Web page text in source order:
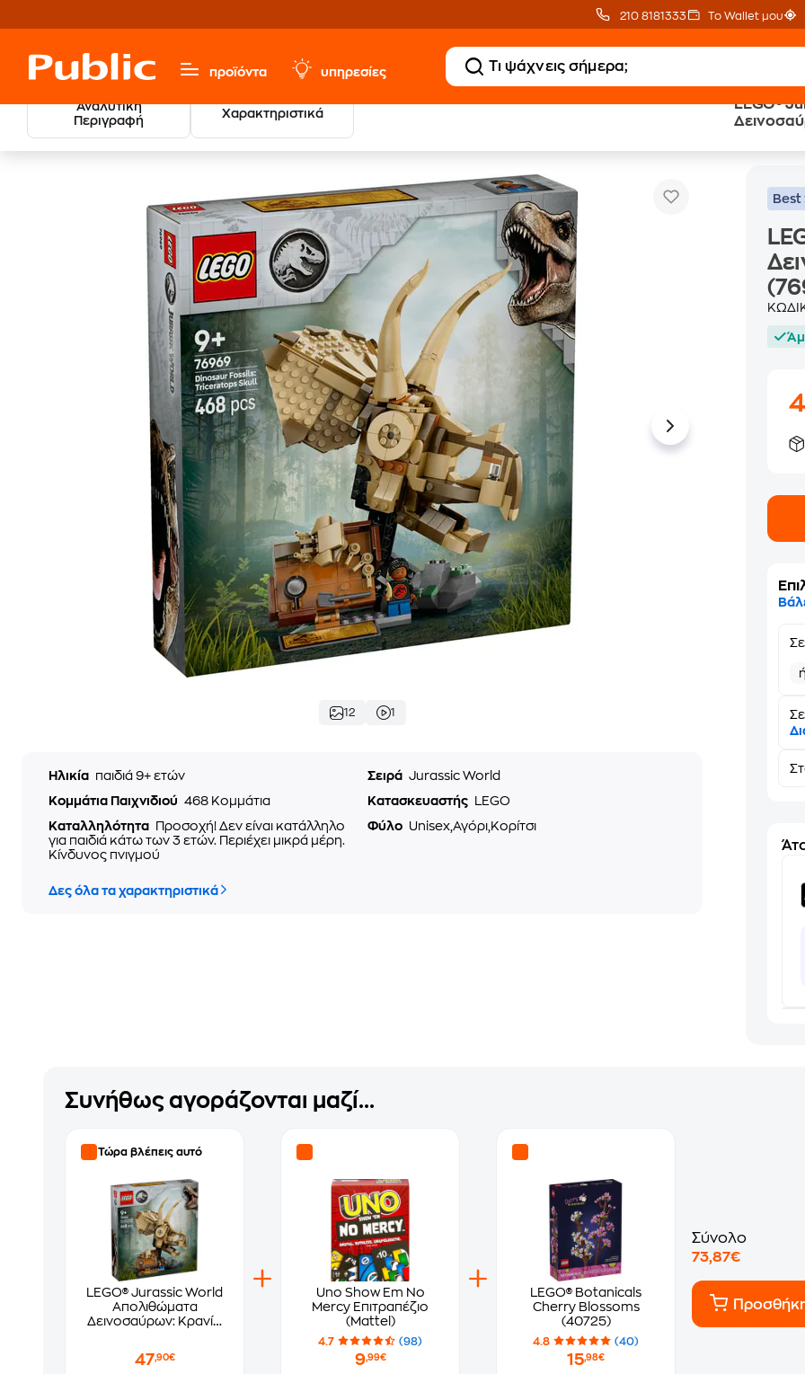
210 8181333 Το Wallet μου
προϊόντα υπηρεσίες
Αναλυτική
Περιγραφή
Χαρακτηριστικά
LEGO®
Παιχνίδια & Παιδικά LEGO® Jurassic World Απολιθώματα Δεινοσαύρων: Κρανίο Τρικεράτοπα
12 1
Ηλικία παιδιά 9+ ετών Σειρά Jurassic World
Κομμάτια Παιχνιδιού 468 Κομμάτια Κατασκευαστής
LEGO
Καταλληλότητα
Προσοχή! Δεν είναι κατάλληλο
για παιδιά κάτω των 3 ετών. Περιέχει μικρά μέρη.
Κίνδυνος πνιγμού
Φύλο Unisex,Αγόρι,Κορίτσι
Δες όλα τα χαρακτηριστικά
Best
Συνήθως αγοράζονται μαζί...
Τώρα βλέπεις αυτό
LEGO® Jurassic World
Απολιθώματα
Δεινοσαύρων: Κρανίο
47,90€
Uno Show Em No
Mercy Επιτραπέζιο
(Mattel)
4.7 (98)
9,99€
LEGO® Botanicals
Cherry Blossoms
(40725)
4.8 (40)
15,98€
Σύνολο
73,87€